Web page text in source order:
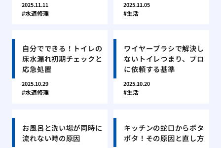
2025.11.11
水道修理
2025.11.05
生活
自分でできる！トイレの
床水漏れ初期チェックと
応急処置
2025.10.29
水道修理
ワイヤーブラシで解決し
ないトイレつまり、プロ
に依頼する基準
2025.10.20
生活
お風呂と洗い場が同時に
流れない時の原因
キッチンの蛇口からポタ
ポタ！その原因と直し方